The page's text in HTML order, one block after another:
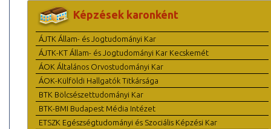
Képzések karonként
ÁJTK Állam- és Jogtudományi Kar
ÁJTK-KT Állam- és Jogtudományi Kar Kecskemét
ÁOK Általános Orvostudományi Kar
ÁOK-Külföldi Hallgatók Titkársága
BTK Bölcsészettudományi Kar
BTK-BMI Budapest Média Intézet
ETSZK Egészségtudományi és Szociális Képzési Kar